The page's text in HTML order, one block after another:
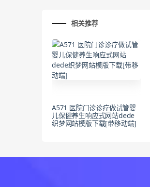
相关推荐
A571 医院门诊诊疗做试管婴
儿保健养生响应式网站dede
织梦网站模版下载[带移动端]